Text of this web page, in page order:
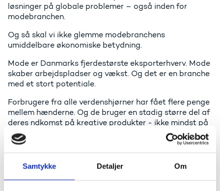
Samtykke Detaljer Om
løsninger på globale problemer – også inden for
modebranchen.
Og så skal vi ikke glemme modebranchens
umiddelbare økonomiske betydning.
Mode er Danmarks fjerdestørste eksporterhverv. Mode
skaber arbejdspladser og vækst. Og det er en branche
med et stort potentiale.
Forbrugere fra alle verdenshjørner har fået flere penge
mellem hænderne. Og de bruger en stadig større del af
deres ndkomst på kreative produkter - ikke mindst på
mode og design. Denne tendens vil fortsætte ikke
mindst i de nye vækstlande, hvor økonomien buldrer
derudaf.
Danmark skal have del i den vækst.